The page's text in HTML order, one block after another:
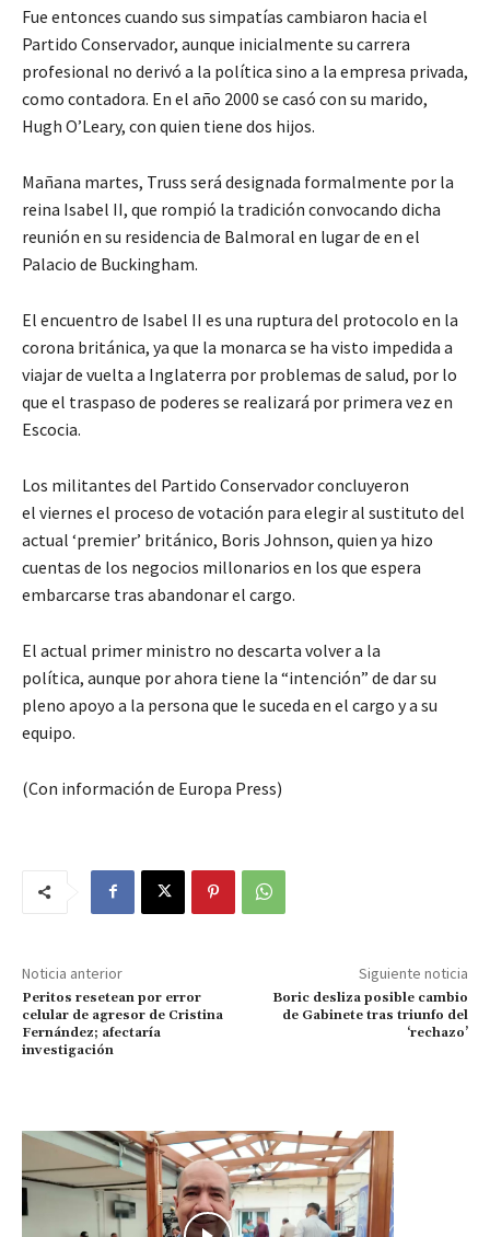
Fue entonces cuando sus simpatías cambiaron hacia el
Partido Conservador, aunque inicialmente su carrera
profesional no derivó a la política sino a la empresa privada,
como contadora. En el año 2000 se casó con su marido,
Hugh O’Leary, con quien tiene dos hijos.
Mañana martes, Truss será designada formalmente por la
reina Isabel II, que rompió la tradición convocando dicha
reunión en su residencia de Balmoral en lugar de en el
Palacio de Buckingham.
El encuentro de Isabel II es una ruptura del protocolo en la
corona británica, ya que la monarca se ha visto impedida a
viajar de vuelta a Inglaterra por problemas de salud, por lo
que el traspaso de poderes se realizará por primera vez en
Escocia.
Los militantes del Partido Conservador concluyeron
el viernes el proceso de votación para elegir al sustituto del
actual ‘premier’ británico, Boris Johnson, quien ya hizo
cuentas de los negocios millonarios en los que espera
embarcarse tras abandonar el cargo.
El actual primer ministro no descarta volver a la
política, aunque por ahora tiene la “intención” de dar su
pleno apoyo a la persona que le suceda en el cargo y a su
equipo.
(Con información de Europa Press)
Noticia anterior
Peritos resetean por error
celular de agresor de Cristina
Fernández; afectaría
investigación
Siguiente noticia
Boric desliza posible cambio
de Gabinete tras triunfo del
‘rechazo’